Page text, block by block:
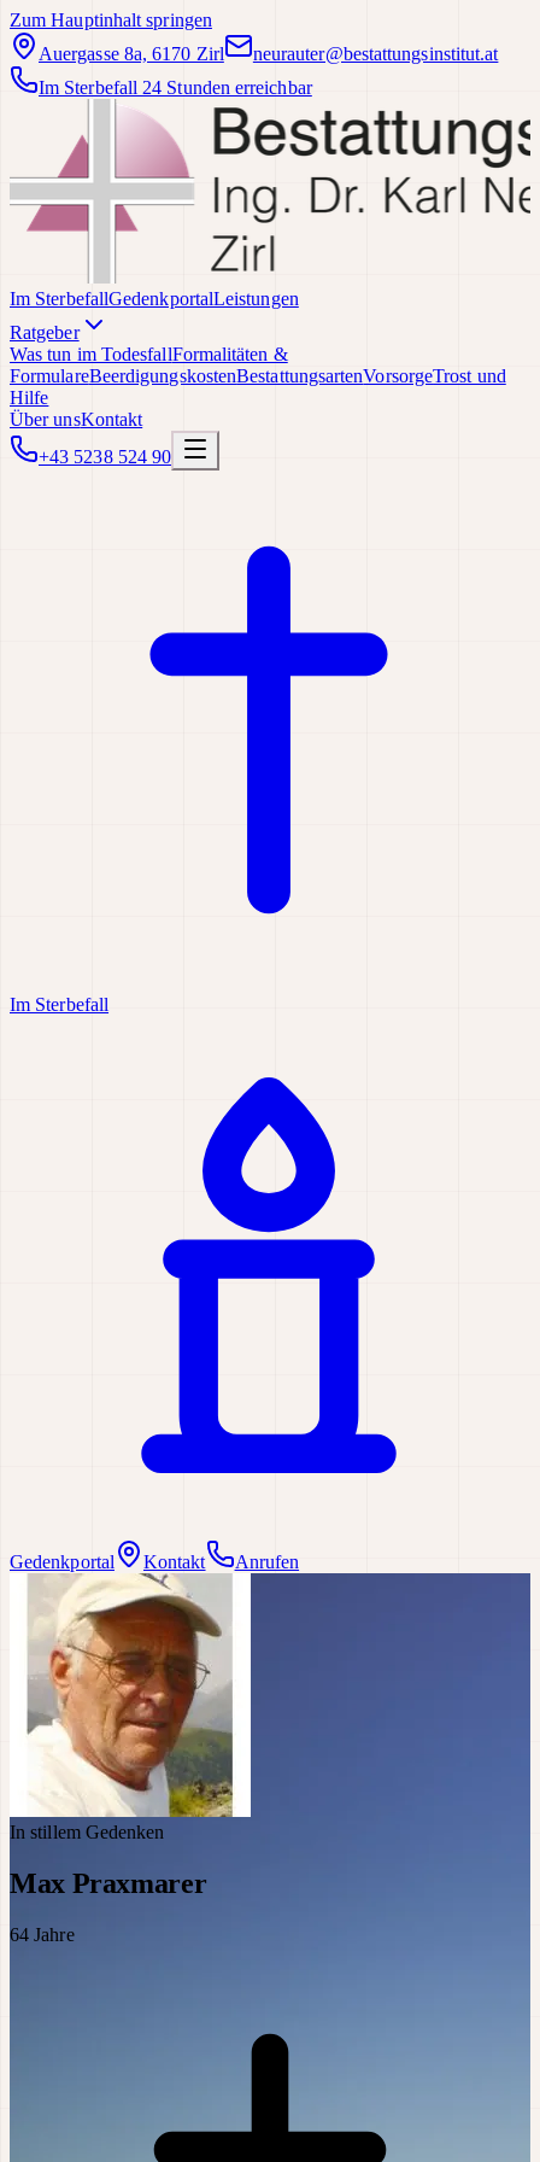
Zum Hauptinhalt springen
Auergasse 8a, 6170 Zirl
neurauter@bestattungsinstitut.at
Im Sterbefall 24 Stunden erreichbar
Im SterbefallGedenkportalLeistungen
Ratgeber
Was tun im TodesfallFormalitäten &
FormulareBeerdigungskostenBestattungsartenVorsorgeTrost und
Hilfe
Über unsKontakt
+43 5238 524 90
Im Sterbefall
Gedenkportal Kontakt Anrufen
In stillem Gedenken
Max Praxmarer
64 Jahre